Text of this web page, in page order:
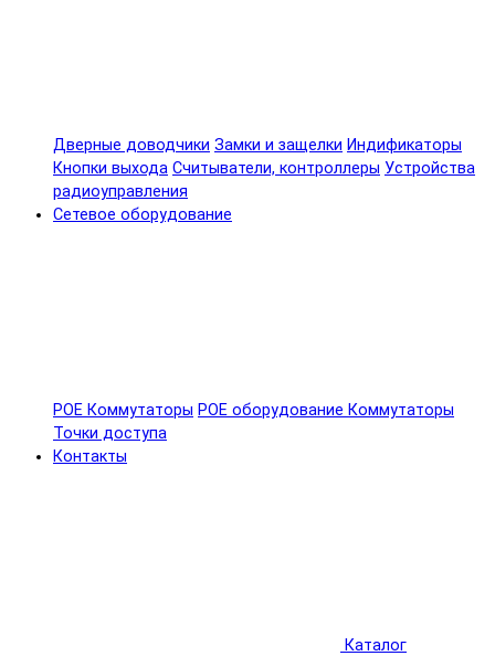
Дверные доводчики Замки и защелки Индификаторы
Кнопки выхода Считыватели, контроллеры Устройства
радиоуправления
Сетевое оборудование
POE Коммутаторы POE оборудование Коммутаторы
Точки доступа
Контакты
Каталог